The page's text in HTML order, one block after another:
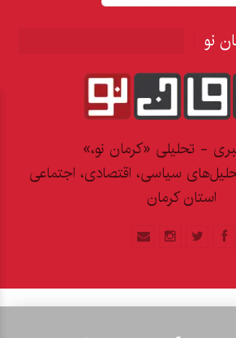
نو
- تحلیلی «کرمان نو،»
سیاسی، اقتصادی، اجتماعی
استان کرمان